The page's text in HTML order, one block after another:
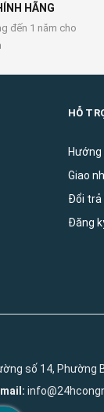
HÃNG
đến 1 năm cho
HỖ
Giao
Đổi trả
Đăng
số 14, Phường